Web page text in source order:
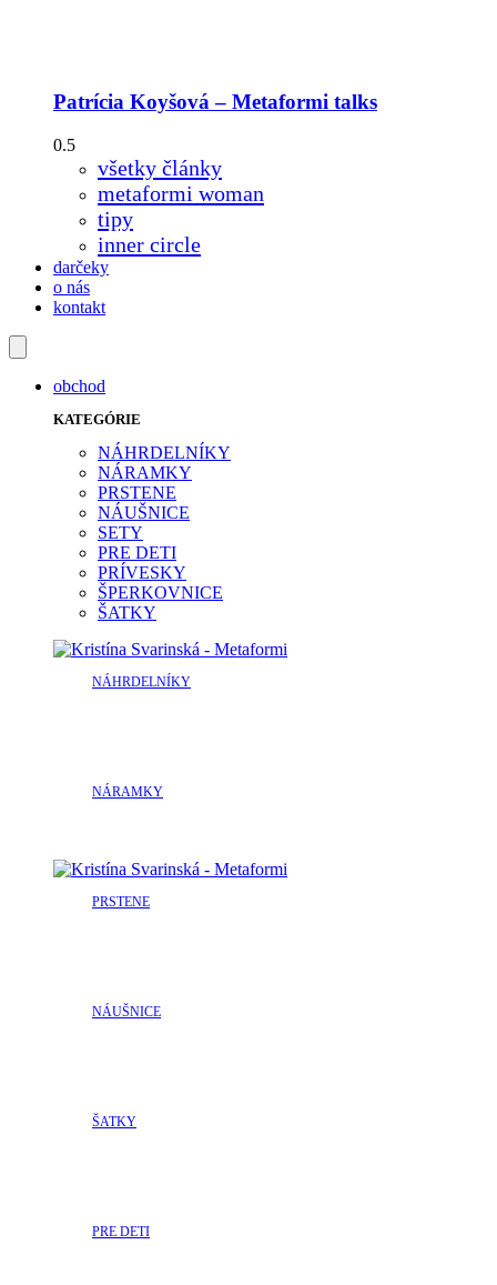
Patrícia Koyšová – Metaformi talks
všetky články
metaformi woman
tipy
inner circle
darčeky
o nás
kontakt
obchod
KATEGÓRIE
NÁHRDELNÍKY
NÁRAMKY
PRSTENE
NÁUŠNICE
SETY
PRE DETI
PRÍVESKY
ŠPERKOVNICE
ŠATKY
NÁHRDELNÍKY
NÁRAMKY
PRSTENE
NÁUŠNICE
ŠATKY
PRE DETI